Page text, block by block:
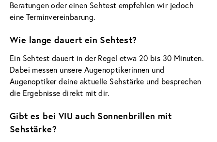
Beratungen oder einen Sehtest empfehlen wir jedoch
eine Terminvereinbarung.
Wie lange dauert ein Sehtest?
Ein Sehtest dauert in der Regel etwa 20 bis 30 Minuten.
Dabei messen unsere Augenoptikerinnen und
Augenoptiker deine aktuelle Sehstärke und besprechen
die Ergebnisse direkt mit dir.
Gibt es bei VIU auch Sonnenbrillen mit
Sehstärke?